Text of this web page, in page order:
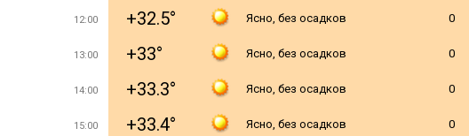
12:00 +32.5° Ясно, без осадков 0
13:00 +33° Ясно, без осадков 0
14:00 +33.3° Ясно, без осадков 0
15:00 +33.4° Ясно, без осадков 0